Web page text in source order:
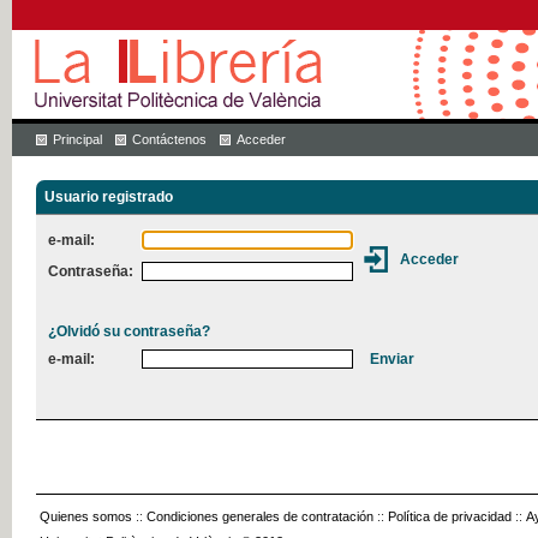
Principal Contáctenos Acceder
Usuario registrado
e-mail:
Contraseña:
¿Olvidó su contraseña?
e-mail:
Quienes somos :: Condiciones generales de contratación :: Política de privacidad ::